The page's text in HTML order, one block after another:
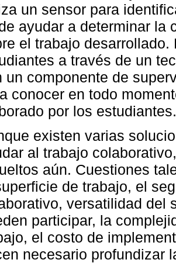
un sensor para
ayudar a determinar la
el trabajo
a través de un
un componente de
conocer en todo
por los estudiantes.
existen varias
al trabajo
aún. Cuestiones
de trabajo, el
versatilidad del
participar, la
el costo de
necesario profundizar